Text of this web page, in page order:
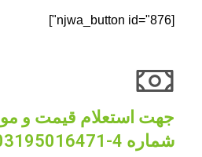
[njwa_button id="876"]
جهت استعلام قیمت و
شماره 4-03195016471 تماس بگیرید...